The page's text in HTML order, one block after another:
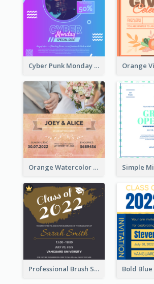
Cyber Punk Monday Discount Invitation Design
Orange Watercolor Wedding Invitation
Professional Brush Script Graduation Invitation Design